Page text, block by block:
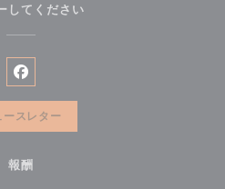
してください
Facebook ((新しいウィンドウ
ースレター
報酬